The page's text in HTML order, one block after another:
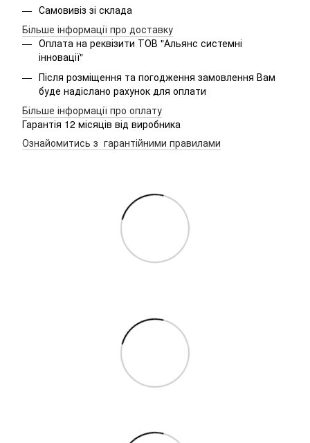
Самовивіз зі склада
Більше інформації про доставку
Оплата на реквізити ТОВ "Альянс системні
інновації"
Після розміщення та погодження замовлення Вам
буде надіслано рахунок для оплати
Більше інформації про оплату
Гарантія 12 місяців від виробника
Ознайомитись з гарантійними правилами